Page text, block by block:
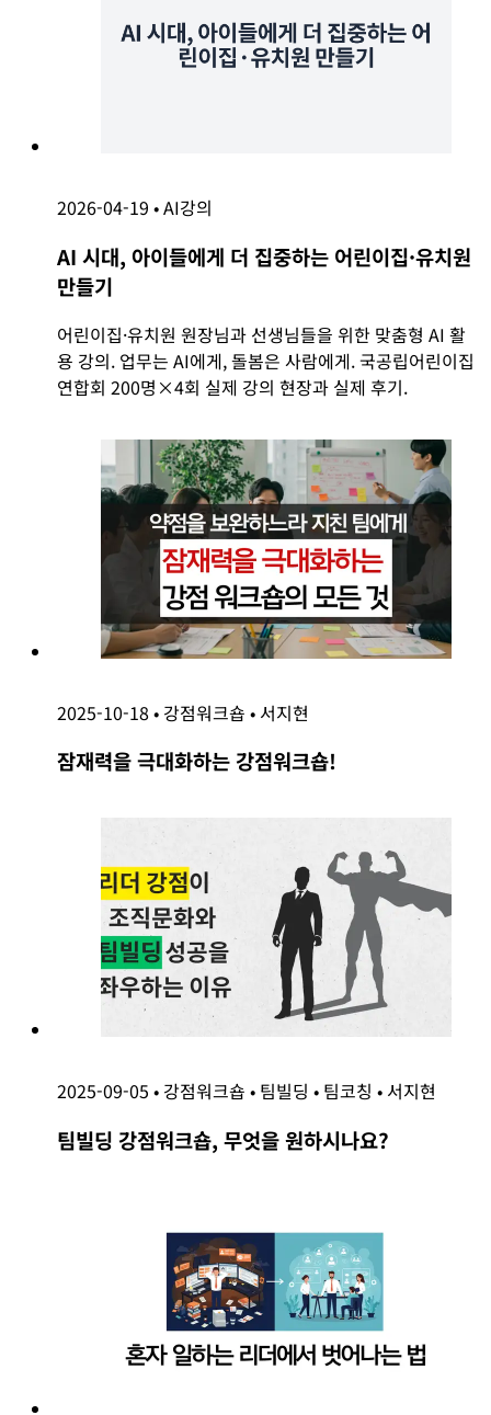
2026-04-19 •AI강의
AI 시대, 아이들에게 더 집중하는 어린이집·유치원
만들기
어린이집·유치원 원장님과 선생님들을 위한 맞춤형 AI 활
용 강의. 업무는 AI에게, 돌봄은 사람에게. 국공립어린이집
연합회 200명×4회 실제 강의 현장과 실제 후기.
2025-10-18 • 강점워크숍 • 서지현
잠재력을 극대화하는 강점워크숍!
2025-09-05 • 강점워크숍 • 팀빌딩 • 팀코칭 • 서지현
팀빌딩 강점워크숍, 무엇을 원하시나요?